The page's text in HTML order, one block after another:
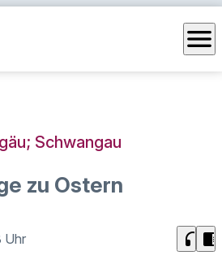
menu
Schwangau
zu Ostern
Uhr headphones chrome_reader_mode